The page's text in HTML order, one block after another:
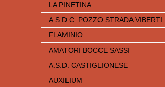
LA PINETINA
A.S.D.C. POZZO STRADA VIBERTI
FLAMINIO
AMATORI BOCCE SASSI
A.S.D. CASTIGLIONESE
AUXILIUM